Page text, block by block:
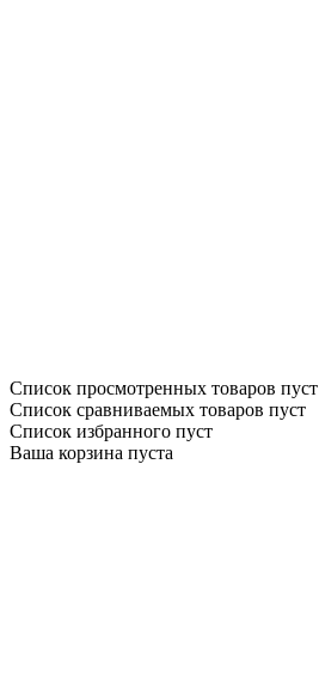
Список просмотренных товаров пуст
Список сравниваемых товаров пуст
Список избранного пуст
Ваша корзина пуста